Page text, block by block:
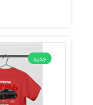
جدید